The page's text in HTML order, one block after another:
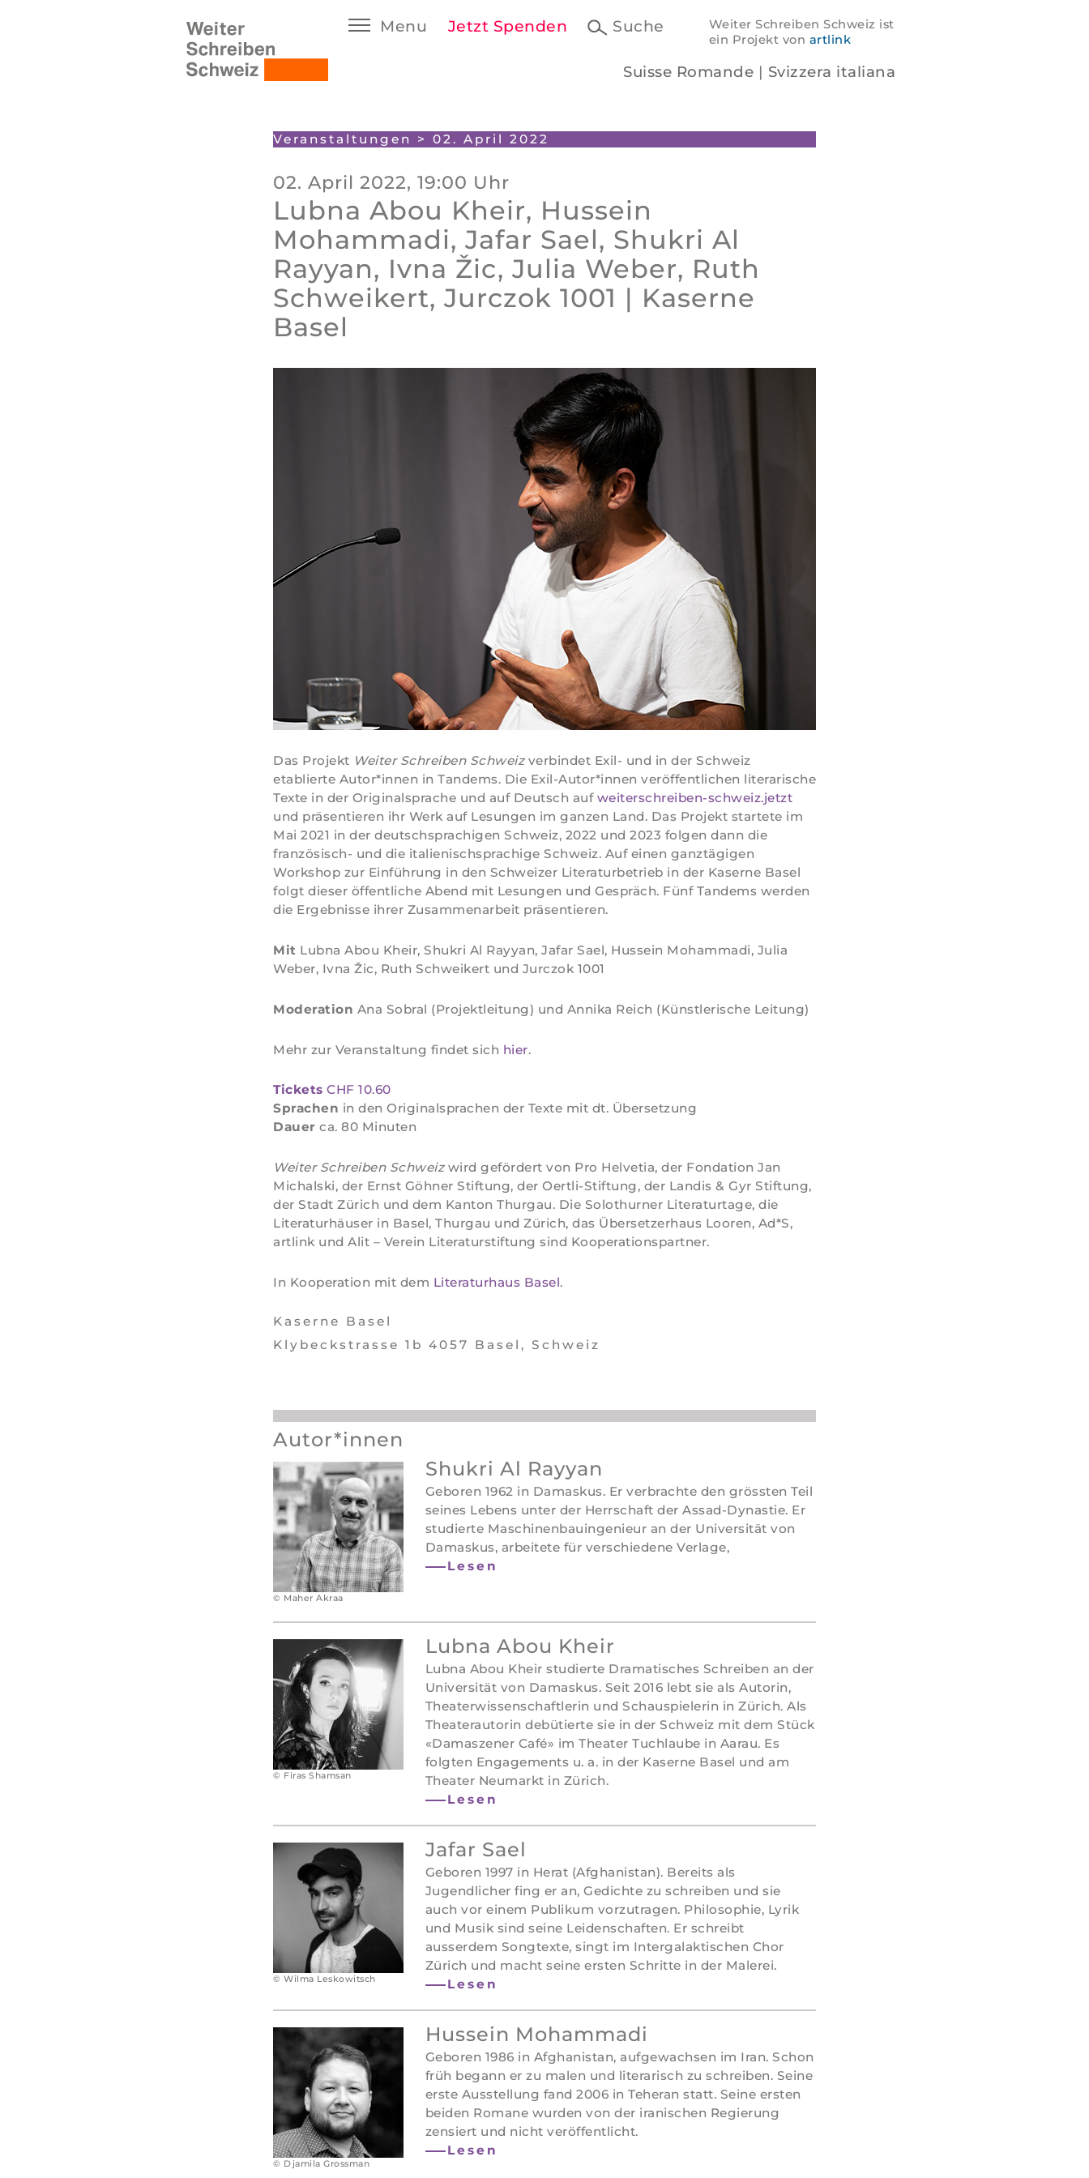
Menu Jetzt Spenden Suche
Weiter Schreiben Schweiz ist
ein Projekt von artlink
Suisse Romande | Svizzera italiana
Veranstaltungen > 02. April 2022
02. April 2022, 19:00 Uhr
Lubna Abou Kheir, Hussein
Mohammadi, Jafar Sael, Shukri Al
Rayyan, Ivna Žic, Julia Weber, Ruth
Schweikert, Jurczok 1001 | Kaserne
Basel
Das Projekt Weiter Schreiben Schweizverbindet Exil- und in der Schweiz
etablierte Autor*innen in Tandems. Die Exil-Autor*innen veröffentlichen literarische
Texte in der Originalsprache und auf Deutsch auf weiterschreiben-schweiz.jetzt
und präsentieren ihr Werk auf Lesungen im ganzen Land. Das Projekt startete im
Mai 2021 in der deutschsprachigen Schweiz, 2022 und 2023 folgen dann die
französisch- und die italienischsprachige Schweiz. Auf einen ganztägigen
Workshop zur Einführung in den Schweizer Literaturbetrieb in der Kaserne Basel
folgt dieser öffentliche Abend mit Lesungen und Gespräch. Fünf Tandems werden
die Ergebnisse ihrer Zusammenarbeit präsentieren.
Mit Lubna Abou Kheir, Shukri Al Rayyan, Jafar Sael, Hussein Mohammadi, Julia
Weber, Ivna Žic, Ruth Schweikert und Jurczok 1001
Moderation Ana Sobral (Projektleitung) und Annika Reich (Künstlerische Leitung)
Mehr zur Veranstaltung findet sich hier.
Tickets CHF 10.60
Sprachen in den Originalsprachen der Texte mit dt. Übersetzung
Dauer ca. 80 Minuten
Weiter Schreiben Schweizwird gefördert von Pro Helvetia, der Fondation Jan
Michalski, der Ernst Göhner Stiftung, der Oertli-Stiftung, der Landis & Gyr Stiftung,
der Stadt Zürich und dem Kanton Thurgau. Die Solothurner Literaturtage, die
Literaturhäuser in Basel, Thurgau und Zürich, das Übersetzerhaus Looren, Ad*S,
artlink und Alit – Verein Literaturstiftung sind Kooperationspartner.
In Kooperation mit dem Literaturhaus Basel.
Kaserne Basel
Klybeckstrasse 1b 4057 Basel, Schweiz
Autor*innen
© Maher Akraa
Shukri Al Rayyan
Geboren 1962 in Damaskus. Er verbrachte den grössten Teil
seines Lebens unter der Herrschaft der Assad-Dynastie. Er
studierte Maschinenbauingenieur an der Universität von
Damaskus, arbeitete für verschiedene Verlage,
Lesen
© Firas Shamsan
Lubna Abou Kheir
Lubna Abou Kheir studierte Dramatisches Schreiben an der
Universität von Damaskus. Seit 2016 lebt sie als Autorin,
Theaterwissenschaftlerin und Schauspielerin in Zürich. Als
Theaterautorin debütierte sie in der Schweiz mit dem Stück
«Damaszener Café» im Theater Tuchlaube in Aarau. Es
folgten Engagements u. a. in der Kaserne Basel und am
Theater Neumarkt in Zürich.
Lesen
© Wilma Leskowitsch
Jafar Sael
Geboren 1997 in Herat (Afghanistan). Bereits als
Jugendlicher fing er an, Gedichte zu schreiben und sie
auch vor einem Publikum vorzutragen. Philosophie, Lyrik
und Musik sind seine Leidenschaften. Er schreibt
ausserdem Songtexte, singt im Intergalaktischen Chor
Zürich und macht seine ersten Schritte in der Malerei.
Lesen
© Djamila Grossman
Hussein Mohammadi
Geboren 1986 in Afghanistan, aufgewachsen im Iran. Schon
früh begann er zu malen und literarisch zu schreiben. Seine
erste Ausstellung fand 2006 in Teheran statt. Seine ersten
beiden Romane wurden von der iranischen Regierung
zensiert und nicht veröffentlicht.
Lesen